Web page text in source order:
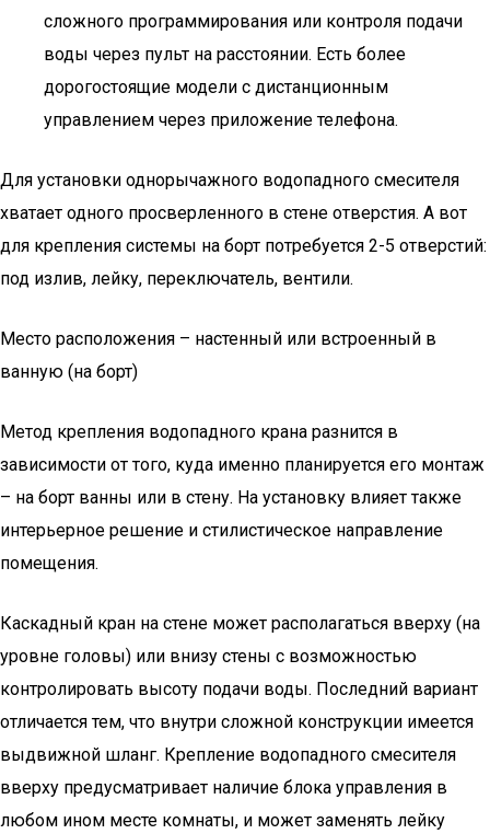
сложного программирования или контроля подачи
воды через пульт на расстоянии. Есть более
дорогостоящие модели с дистанционным
управлением через приложение телефона.
Для установки однорычажного водопадного смесителя
хватает одного просверленного в стене отверстия. А вот
для крепления системы на борт потребуется 2-5 отверстий:
под излив, лейку, переключатель, вентили.
Место расположения – настенный или встроенный в
ванную (на борт)
Метод крепления водопадного крана разнится в
зависимости от того, куда именно планируется его монтаж
– на борт ванны или в стену. На установку влияет также
интерьерное решение и стилистическое направление
помещения.
Каскадный кран на стене может располагаться вверху (на
уровне головы) или внизу стены с возможностью
контролировать высоту подачи воды. Последний вариант
отличается тем, что внутри сложной конструкции имеется
выдвижной шланг. Крепление водопадного смесителя
вверху предусматривает наличие блока управления в
любом ином месте комнаты, и может заменять лейку